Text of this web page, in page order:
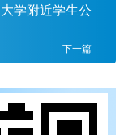
学附近学生公
下一篇